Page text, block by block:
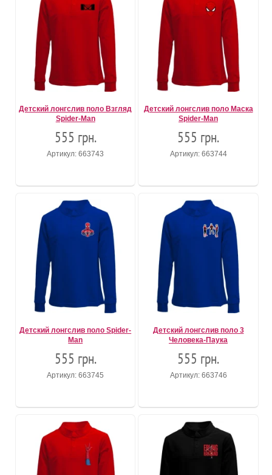
Детский лонгслив поло Взгляд
Spider-Man
555 грн.
Артикул: 663743
Детский лонгслив поло Маска
Spider-Man
555 грн.
Артикул: 663744
Детский лонгслив поло Spider-
Man
555 грн.
Артикул: 663745
Детский лонгслив поло 3
Человека-Паука
555 грн.
Артикул: 663746